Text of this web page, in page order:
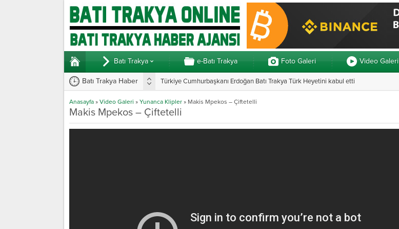
Batı Trakya e-Batı Trakya Foto Galeri Video Galeri
Batı Trakya Haber Türkiye Cumhurbaşkanı Erdoğan Batı Trakya Türk Heyetini kabul etti
Anasayfa » Video Galeri » Yunanca Klipler » Makis Mpekos – Çiftetelli
Makis Mpekos – Çiftetelli